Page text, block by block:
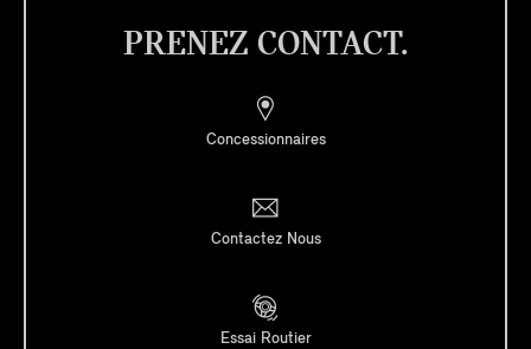
PRENEZ CONTACT.
Concessionnaires
Contactez Nous
Essai Routier